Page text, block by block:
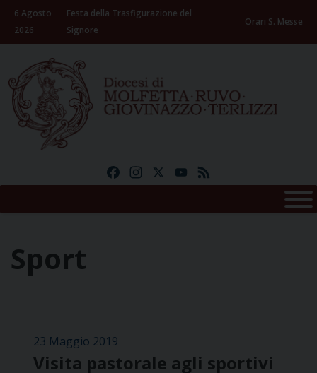
Skip
content
6 Agosto
2026
Festa della Trasfigurazione del
Signore
Orari S. Messe
FacebookInstagramYouTube
Sport
23 Maggio 2019
Visita pastorale agli sportivi